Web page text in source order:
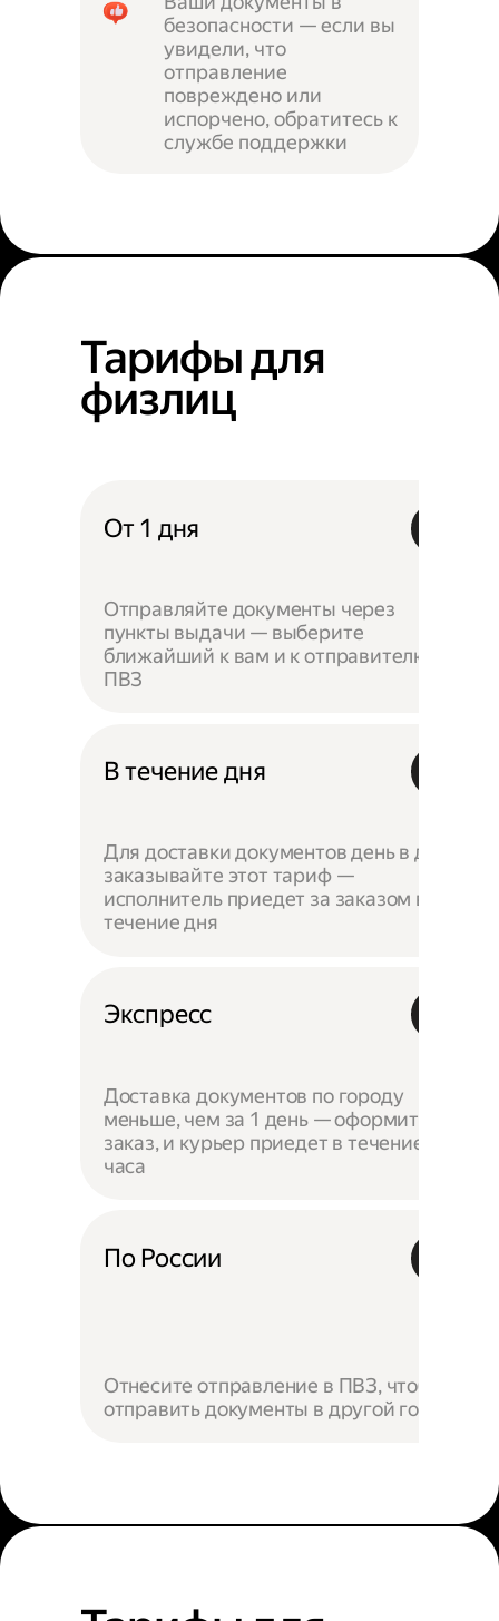
безопасности — если вы
увидели, что
отправление
повреждено или
испорчено, обратитесь к
службе поддержки
Тарифы для
физлиц
От 1 дня
Отправляйте документы через
пункты выдачи — выберите
ближайший к вам и к отправителю
ПВЗ
В течение дня
Для доставки документов день в день
заказывайте этот тариф —
исполнитель приедет за заказом в
течение дня
Экспресс
Доставка документов по городу
меньше, чем за 1 день — оформите
заказ, и курьер приедет в течение
часа
По России
Отнесите отправление в ПВЗ, чтобы
отправить документы в другой город